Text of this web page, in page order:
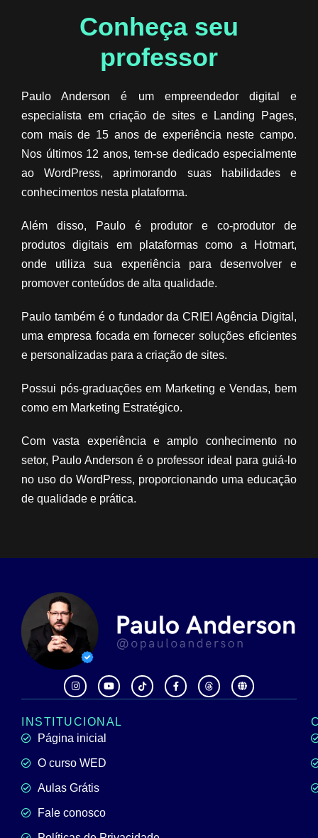
Conheça seu
professor​
Paulo Anderson é um empreendedor digital e
especialista em criação de sites e Landing Pages,
com mais de 15 anos de experiência neste campo.
Nos últimos 12 anos, tem-se dedicado especialmente
ao WordPress, aprimorando suas habilidades e
conhecimentos nesta plataforma.
Além disso, Paulo é produtor e co-produtor de
produtos digitais em plataformas como a Hotmart,
onde utiliza sua experiência para desenvolver e
promover conteúdos de alta qualidade.
Paulo também é o fundador da CRIEI Agência Digital,
uma empresa focada em fornecer soluções eficientes
e personalizadas para a criação de sites.
Possui pós-graduações em Marketing e Vendas, bem
como em Marketing Estratégico.
Com vasta experiência e amplo conhecimento no
setor, Paulo Anderson é o professor ideal para guiá-lo
no uso do WordPress, proporcionando uma educação
de qualidade e prática.
INSTITUCIONAL
Página inicial
O curso WED
Aulas Grátis
Fale conosco